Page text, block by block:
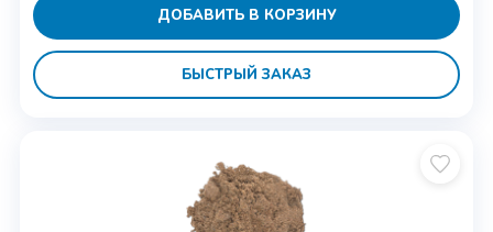
ДОБАВИТЬ В КОРЗИНУ
БЫСТРЫЙ ЗАКАЗ